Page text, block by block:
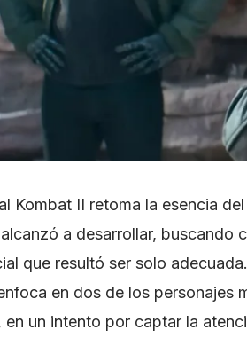
Kombat II retoma la esencia
a desarrollar, buscando
que resultó ser solo
en dos de los personajes
un intento por captar la